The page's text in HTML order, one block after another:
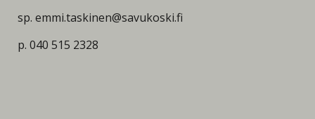
sp. emmi.taskinen@savukoski.fi
p. 040 515 2328